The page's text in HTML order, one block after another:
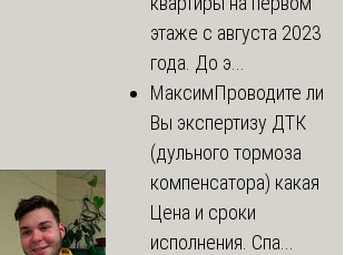
этаже с августа 2023
года. До э...
МаксимПроводите ли
Вы экспертизу ДТК
(дульного тормоза
компенсатора) какая
Цена и сроки
исполнения. Спа...